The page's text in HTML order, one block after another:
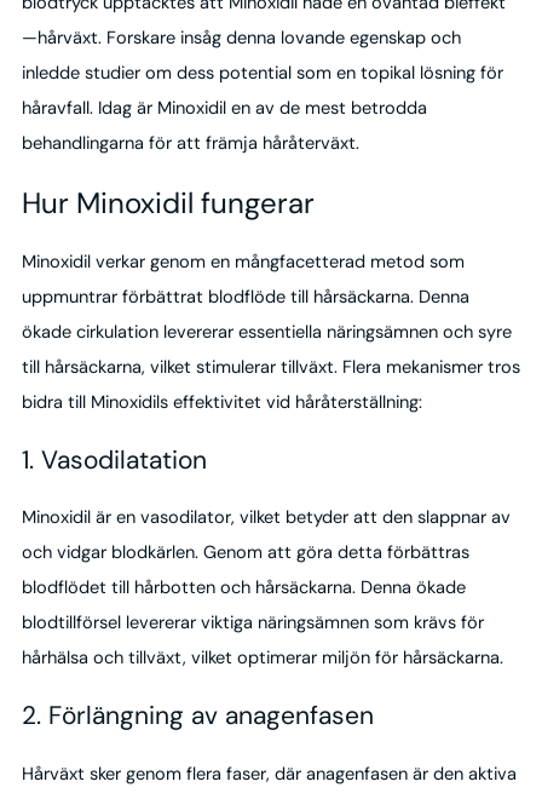
—hårväxt. Forskare insåg denna lovande egenskap och
inledde studier om dess potential som en topikal lösning för
håravfall. Idag är Minoxidil en av de mest betrodda
behandlingarna för att främja håråterväxt.
Hur Minoxidil fungerar
Minoxidil verkar genom en mångfacetterad metod som
uppmuntrar förbättrat blodflöde till hårsäckarna. Denna
ökade cirkulation levererar essentiella näringsämnen och syre
till hårsäckarna, vilket stimulerar tillväxt. Flera mekanismer tros
bidra till Minoxidils effektivitet vid håråterställning:
1. Vasodilatation
Minoxidil är en vasodilator, vilket betyder att den slappnar av
och vidgar blodkärlen. Genom att göra detta förbättras
blodflödet till hårbotten och hårsäckarna. Denna ökade
blodtillförsel levererar viktiga näringsämnen som krävs för
hårhälsa och tillväxt, vilket optimerar miljön för hårsäckarna.
2. Förlängning av anagenfasen
Hårväxt sker genom flera faser, där anagenfasen är den aktiva